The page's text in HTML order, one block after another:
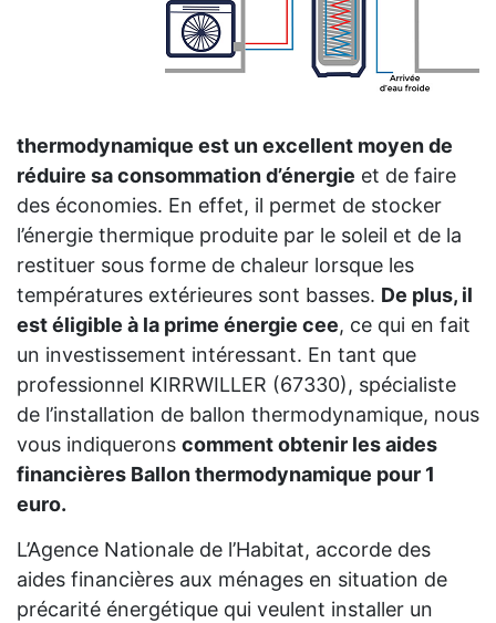
thermodynamique est un excellent moyen de
réduire sa consommation d’énergie et de faire
des économies. En effet, il permet de stocker
l’énergie thermique produite par le soleil et de la
restituer sous forme de chaleur lorsque les
températures extérieures sont basses. De plus, il
est éligible à la prime énergie cee, ce qui en fait
un investissement intéressant. En tant que
professionnel KIRRWILLER (67330), spécialiste
de l’installation de ballon thermodynamique, nous
vous indiquerons comment obtenir les aides
financières Ballon thermodynamique pour 1
euro.
L’Agence Nationale de l’Habitat, accorde des
aides financières aux ménages en situation de
précarité énergétique qui veulent installer un